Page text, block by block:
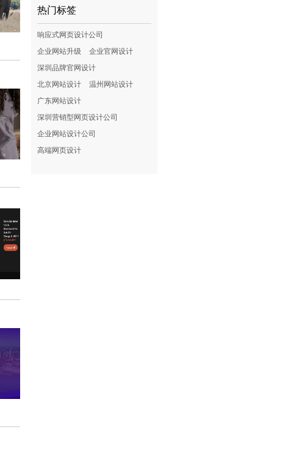
热门标签
响应式网页设计公司
企业网站升级
企业官网设计
深圳品牌官网设计
北京网站设计
温州网站设计
广东网站设计
深圳营销型网页设计公司
企业网站设计公司
高端网页设计